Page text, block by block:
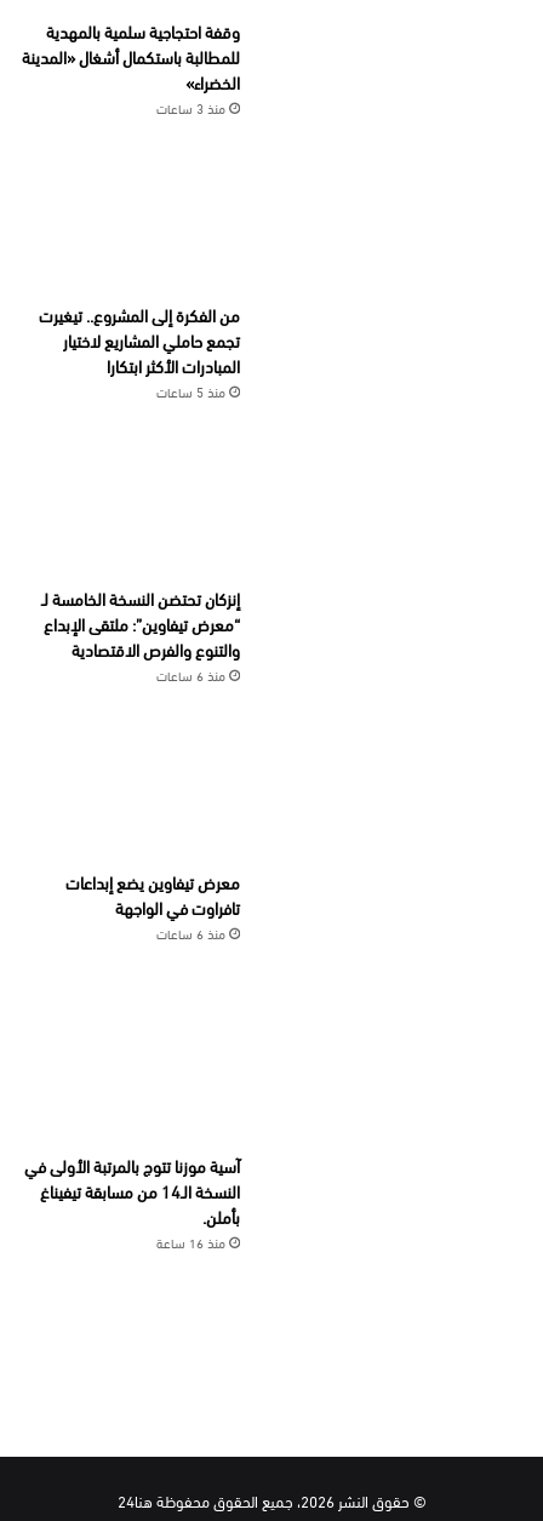
وقفة احتجاجية سلمية بالمهدية
للمطالبة باستكمال أشغال «المدينة
الخضراء»
منذ 3 ساعات
من الفكرة إلى المشروع.. تيغيرت
تجمع حاملي المشاريع لاختيار
المبادرات الأكثر ابتكارا
منذ 5 ساعات
إنزكان تحتضن النسخة الخامسة لـ
“معرض تيفاوين”: ملتقى الإبداع
والتنوع والفرص الاقتصادية
منذ 6 ساعات
معرض تيفاوين يضع إبداعات
تافراوت في الواجهة
منذ 6 ساعات
آسية موزنا تتوج بالمرتبة الأولى في
النسخة الـ14 من مسابقة تيفيناغ
بأملن.
منذ 16 ساعة
© حقوق النشر 2026، جميع الحقوق محفوظة هنا24